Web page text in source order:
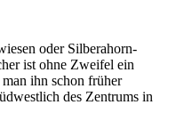
oder Silberahorn-
ist ohne Zweifel ein
ihn schon früher
des Zentrums in